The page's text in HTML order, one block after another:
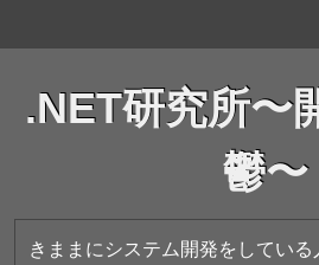
.NET研究所〜
鬱〜
きままにシステム開発をしている